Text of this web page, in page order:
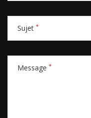
Sujet *
Message *